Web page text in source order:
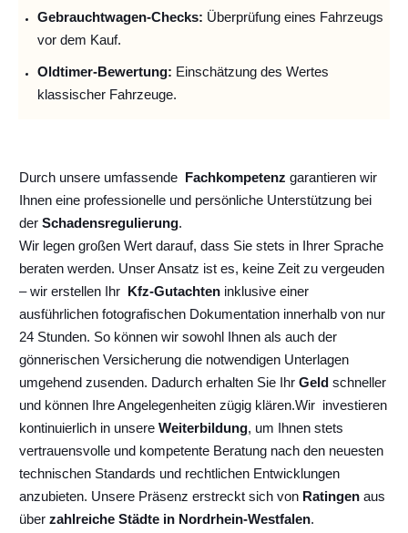
Gebrauchtwagen-Checks: Überprüfung eines Fahrzeugs
vor dem Kauf.
Oldtimer-Bewertung: Einschätzung des Wertes
klassischer Fahrzeuge.
Durch unsere umfassende Fachkompetenz garantieren wir
Ihnen eine professionelle und persönliche Unterstützung bei
der Schadensregulierung.
Wir legen großen Wert darauf, dass Sie stets in Ihrer Sprache
beraten werden. Unser Ansatz ist es, keine Zeit zu vergeuden
– wir erstellen Ihr Kfz-Gutachten inklusive einer
ausführlichen fotografischen Dokumentation innerhalb von nur
24 Stunden. So können wir sowohl Ihnen als auch der
gönnerischen Versicherung die notwendigen Unterlagen
umgehend zusenden. Dadurch erhalten Sie Ihr Geld schneller
und können Ihre Angelegenheiten zügig klären.Wir investieren
kontinuierlich in unsere Weiterbildung, um Ihnen stets
vertrauensvolle und kompetente Beratung nach den neuesten
technischen Standards und rechtlichen Entwicklungen
anzubieten. Unsere Präsenz erstreckt sich von Ratingen aus
über zahlreiche Städte in Nordrhein-Westfalen.